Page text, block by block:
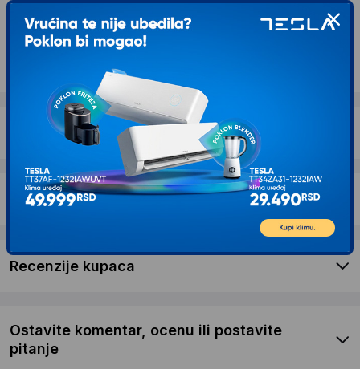
Kontaktirajte nas
Opis proizvoda PRIZMA Dental Yoga Bežični
oralni tuš za zube i desni
Dostava i povrat
Garancija
Recenzije kupaca
Ostavite komentar, ocenu ili postavite
pitanje